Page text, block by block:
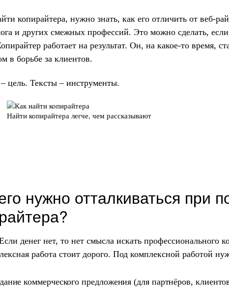
копирайтера, нужно знать, как его отличить от веб-
и других смежных профессий. Это можно сделать,
работает на результат. Он, на какое-то время,
в борьбе за клиентов.
цель. Тексты – инструменты.
Найти копирайтера легче, чем рассказывают
нужно отталкиваться при
денег нет, то нет смысла искать профессионального
работа стоит дорого. Под комплексной работой
коммерческого предложения (для партнёров,